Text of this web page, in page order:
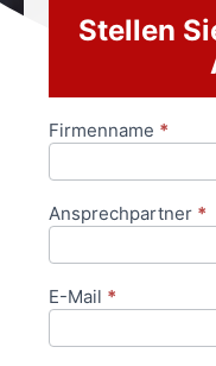
Stellen
Anfrageformular
Firmenname *
Ansprechpartner *
E-Mail *